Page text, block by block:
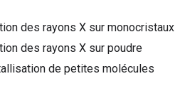
des rayons X sur monocristaux
des rayons X sur poudre
de petites molécules